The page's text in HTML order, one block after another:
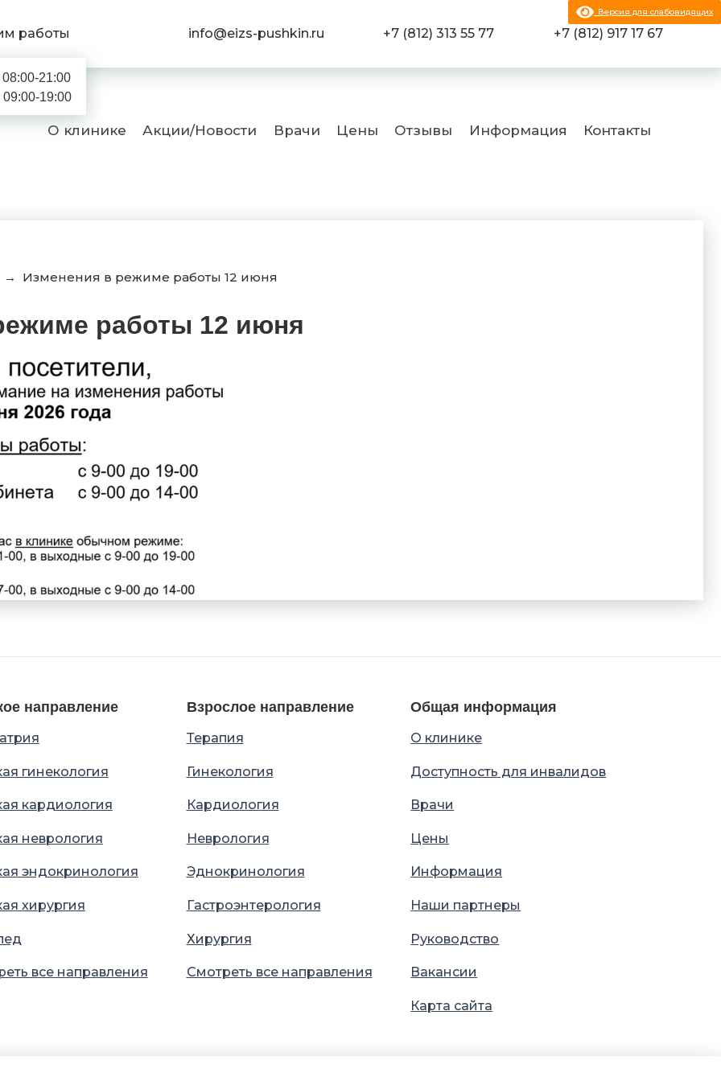
работы
21:00
19:00
info@eizs-pushkin.ru +7 (812) 313 55 77 +7 (812) 917 17 67
О клинике Акции/Новости Врачи Цены Отзывы Информация Контакты
→ Изменения в режиме работы 12 июня
работы 12 июня
направление
гинекология
кардиология
неврология
эндокринология
хирургия
все направления
Взрослое направление
Терапия
Гинекология
Кардиология
Неврология
Эднокринология
Гастроэнтерология
Хирургия
Смотреть все направления
Общая информация
О клинике
Доступность для инвалидов
Врачи
Цены
Информация
Наши партнеры
Руководство
Вакансии
Карта сайта
Версия для слабовидящих